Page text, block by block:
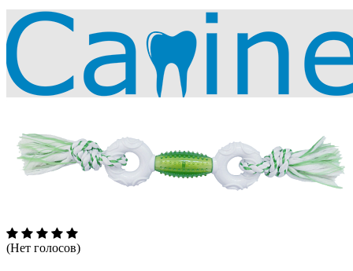
(Нет голосов)